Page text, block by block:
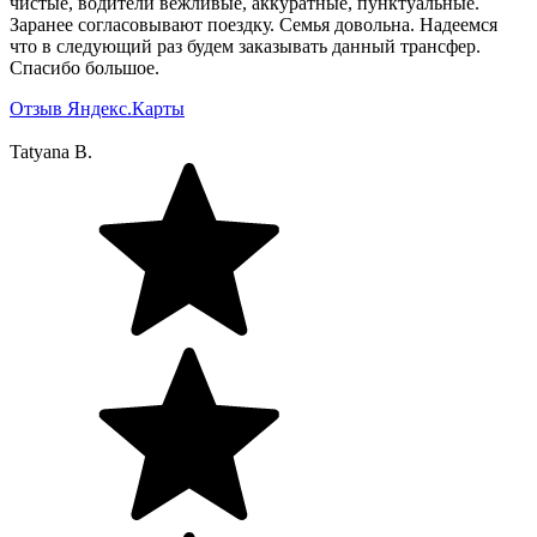
Заранее согласовывают поездку. Семья довольна. Надеемся
что в следующий раз будем заказывать данный трансфер.
Спасибо большое.
Отзыв Яндекс.Карты
Tatyana B.